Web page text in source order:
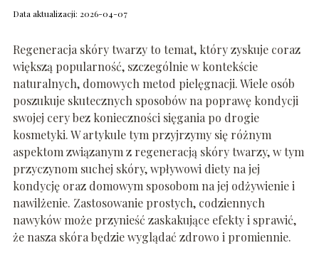
Data aktualizacji: 2026-04-07
Regeneracja skóry twarzy to temat, który zyskuje coraz
większą popularność, szczególnie w kontekście
naturalnych, domowych metod pielęgnacji. Wiele osób
poszukuje skutecznych sposobów na poprawę kondycji
swojej cery bez konieczności sięgania po drogie
kosmetyki. W artykule tym przyjrzymy się różnym
aspektom związanym z regeneracją skóry twarzy, w tym
przyczynom suchej skóry, wpływowi diety na jej
kondycję oraz domowym sposobom na jej odżywienie i
nawilżenie. Zastosowanie prostych, codziennych
nawyków może przynieść zaskakujące efekty i sprawić,
że nasza skóra będzie wyglądać zdrowo i promiennie.